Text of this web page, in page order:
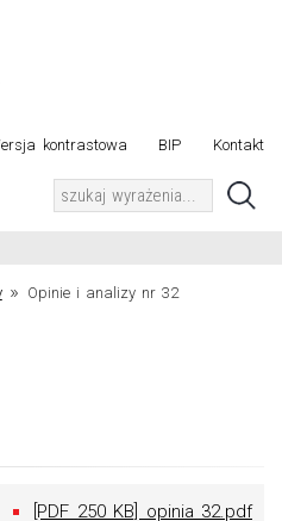
kontrastowa BIP Kontakt
» Opinie i analizy nr 32
[PDF 250 KB] opinia 32.pdf